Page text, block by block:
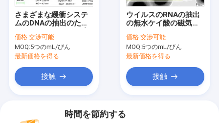
さまざまな緩衝システ
ムのDNAの抽出のため
水ケイ酸の磁気ビード
価格:交渉可能
MOQ:5つのmL/びん
最新価格を得る
接触
ウイルスのRNAの抽出
の無水ケイ酸の磁気ビ
mg/ml 50のmL
価格:交渉可能
MOQ:5つのmL/びん
最新価格を得る
接触
時間を節約する